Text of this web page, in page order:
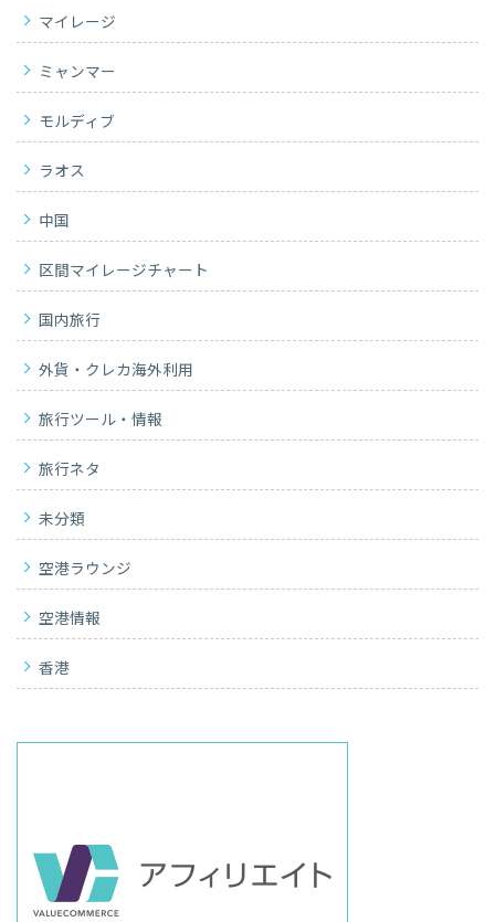
マイレージ
ミャンマー
モルディブ
ラオス
中国
区間マイレージチャート
国内旅行
外貨・クレカ海外利用
旅行ツール・情報
旅行ネタ
未分類
空港ラウンジ
空港情報
香港